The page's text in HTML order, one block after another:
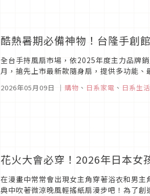
酷熱暑期必備神物！台隆手創
全台手持風扇市場，依2025年度主力品牌
月，搶先上市最新款隨身扇，提供多功能
2026年05月09日 ｜ 購物 、 日系家電 、 日系生活
花火大會必穿！2026年日本女
在漫畫中常常會出現女主角穿著浴衣和男
典中吹著微涼晚風輕搖紙扇漫步吧！為了